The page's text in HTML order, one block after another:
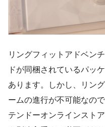
リングフィットアドベン
ドが同梱されているパッ
あります。しかし、リン
ームの進行が不可能なの
テンドーオンラインスト